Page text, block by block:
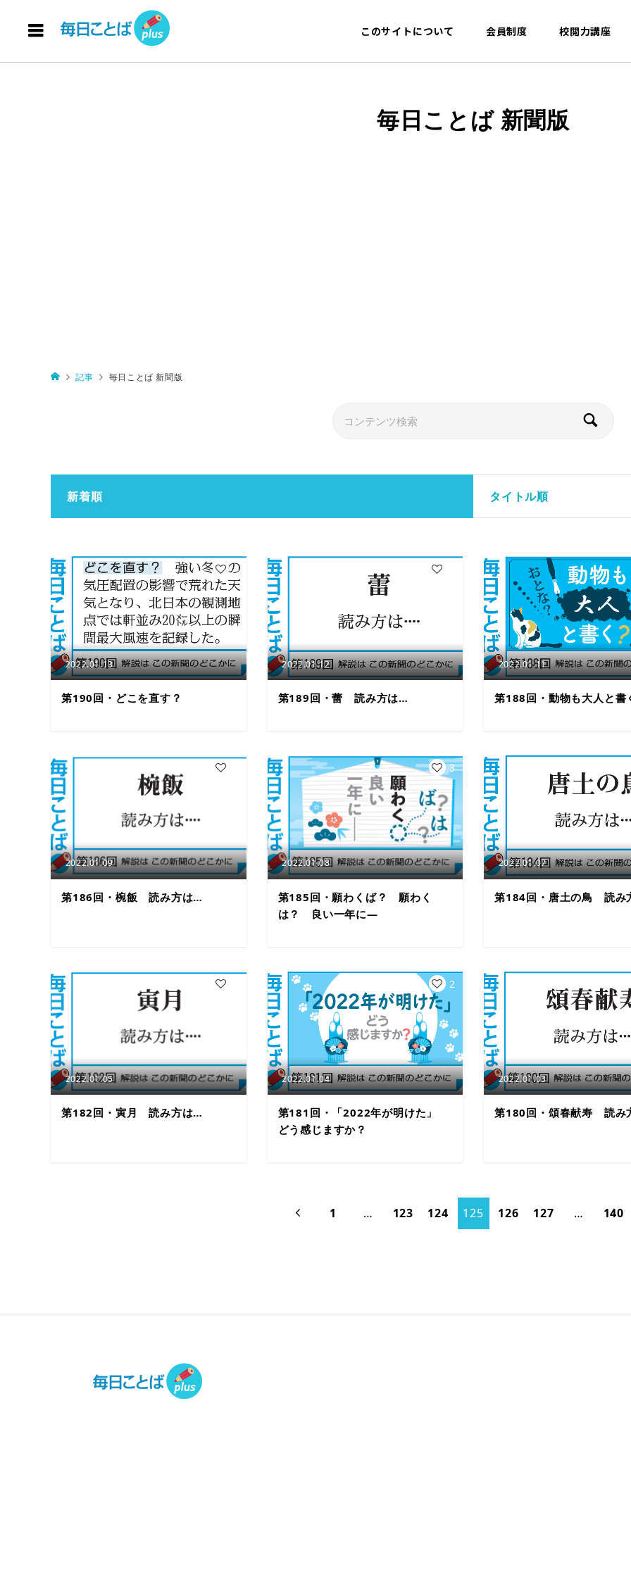
このサイトについて 会員制度 校閲力講座
毎日ことば 新聞版
記事 毎日ことば 新聞版
新着順 タイトル順
2022.01.13
第190回・どこを直す？
4
2022.01.12
第189回・蕾 読み方は…
2022.01.11
第188回・動物も大人と書
2022.01.09
第186回・椀飯 読み方は…
2022.01.08
第185回・願わくば？ 願わく
は？ 良い一年に―
3
2022.01.07
第184回・唐土の鳥 読み
2022.01.05
第182回・寅月 読み方は…
2022.01.04
第181回・「2022年が明けた」
どう感じますか？
2
2022.01.03
第180回・頌春献寿 読み
 1 … 123 124 125 126 127 … 140